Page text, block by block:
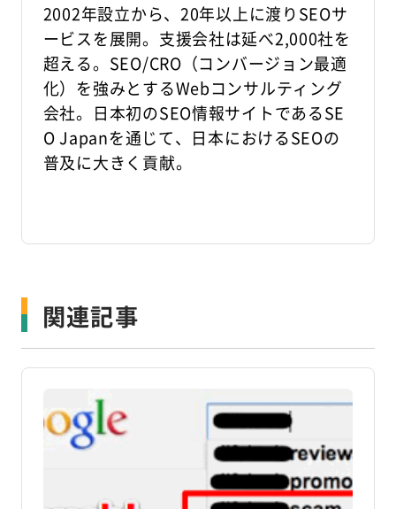
2002年設立から、20年以上に渡りSEOサ
ービスを展開。支援会社は延べ2,000社を
超える。SEO/CRO（コンバージョン最適
化）を強みとするWebコンサルティング
会社。日本初のSEO情報サイトであるSE
O Japanを通じて、日本におけるSEOの
普及に大きく貢献。
関連記事